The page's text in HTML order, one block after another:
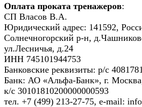
Оплата проката тренажеров:
СП Власов В.А.
Юридический адрес: 141592,
Солнечногорский р-н,
ул.Лесничья, д.24
ИНН 745101944753
Банковские реквизиты: р/с
Банк: АО «Альфа-Банк», г.
к/с 30101810200000000593
тел. +7 (499) 213-27-75, e-mail: